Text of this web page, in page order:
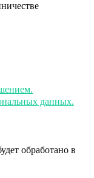
данных.
обработано в